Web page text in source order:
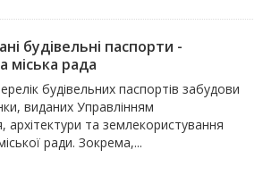
будівельні паспорти -
міська рада
будівельних паспортів забудови
виданих Управлінням
архітектури та землекористування
ради. Зокрема,...